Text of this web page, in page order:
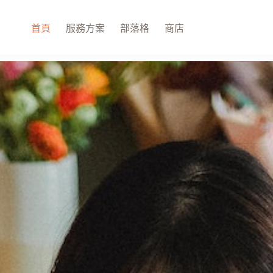
首頁 服務方案 部落格 商店